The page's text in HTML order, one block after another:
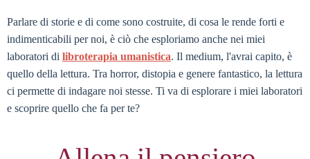
Parlare di storie e di come sono costruite, di cosa le rende forti e
indimenticabili per noi, è ciò che esploriamo anche nei miei
laboratori di libroterapia umanistica. Il medium, l'avrai capito, è
quello della lettura. Tra horror, distopia e genere fantastico, la lettura
ci permette di indagare noi stesse. Ti va di esplorare i miei laboratori
e scoprire quello che fa per te?